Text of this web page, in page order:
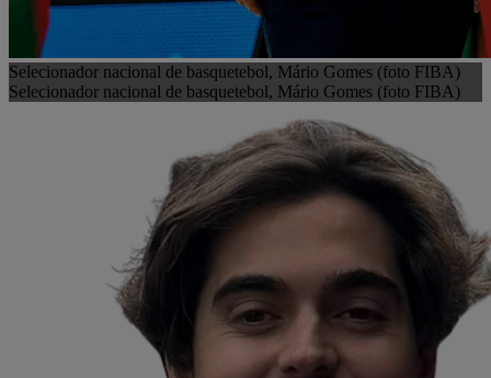
Selecionador nacional de basquetebol, Mário Gomes (foto FIBA)
Selecionador nacional de basquetebol, Mário Gomes (foto FIBA)